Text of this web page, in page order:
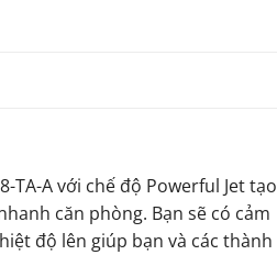
TA-A với chế độ Powerful Jet tạo
căn phòng. Bạn sẽ có cảm
độ lên giúp bạn và các thành